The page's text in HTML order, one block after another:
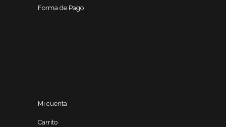
Forma de Pago
Mi cuenta
Carrito